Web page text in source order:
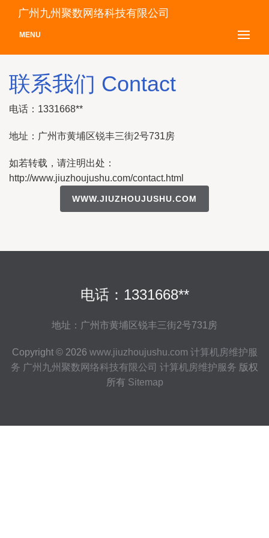
广州九州聚数网络科技有限公司
MENU
联系我们 Contact
电话：1331668**
地址：广州市黄埔区锐丰三街2号731房
如若转载，请注明出处：
http://www.jiuzhoujushu.com/contact.html
WWW.JIUZHOUJUSHU.COM
电话：1331668**
地址：广州市黄埔区锐丰三街2号731房
Copyright © 2026 www.jiuzhoujushu.com 计算机房维护服
务 广州九州聚数网络科技有限公司 计算机房维护服务 版权
所有 Sitemap